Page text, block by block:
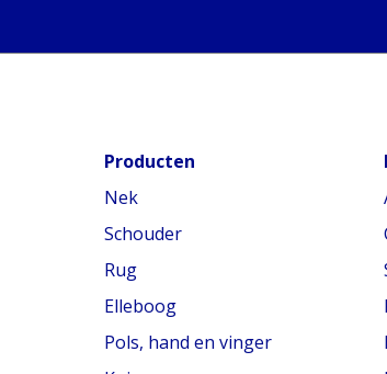
Producten
Nek
Schouder
Rug
Elleboog
Pols, hand en vinger